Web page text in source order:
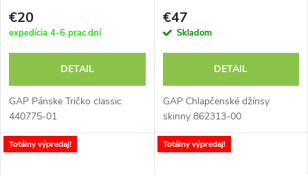
€20
expedícia 4-6 prac.dní
DETAIL
GAP Pánske Tričko classic
440775-01
€47
Skladom
DETAIL
GAP Chlapčenské džínsy
skinny 862313-00
Totálny výpredaj! Totálny výpredaj!